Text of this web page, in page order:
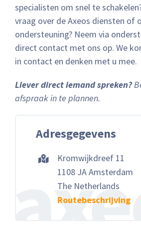
specialisten om snel te
vraag over de Axeos diensten of
ondersteuning? Neem via
direct contact met ons op. We
in contact en denken met u mee.
Liever direct iemand spreken?
afspraak in te plannen.
Adresgegevens
Kromwijkdreef 11
1108 JA Amsterdam
The Netherlands
Routebeschrijving